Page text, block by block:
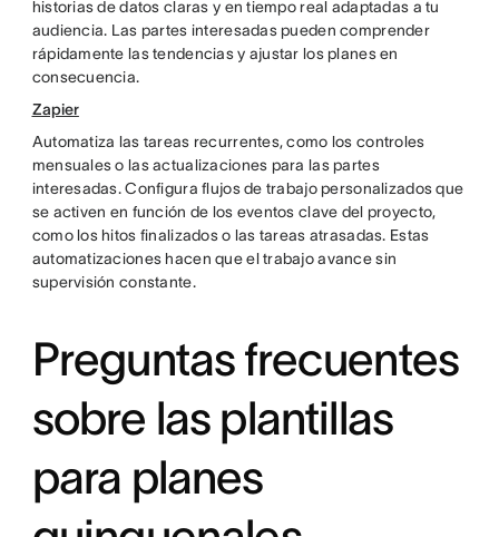
historias de datos claras y en tiempo real adaptadas a tu
audiencia. Las partes interesadas pueden comprender
rápidamente las tendencias y ajustar los planes en
consecuencia.
Zapier
Automatiza las tareas recurrentes, como los controles
mensuales o las actualizaciones para las partes
interesadas. Configura flujos de trabajo personalizados que
se activen en función de los eventos clave del proyecto,
como los hitos finalizados o las tareas atrasadas. Estas
automatizaciones hacen que el trabajo avance sin
supervisión constante.
Preguntas frecuentes
sobre las plantillas
para planes